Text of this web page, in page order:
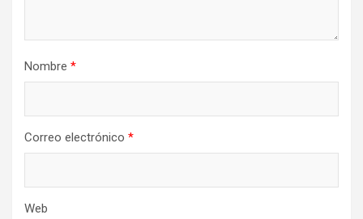
Nombre *
Correo electrónico *
Web